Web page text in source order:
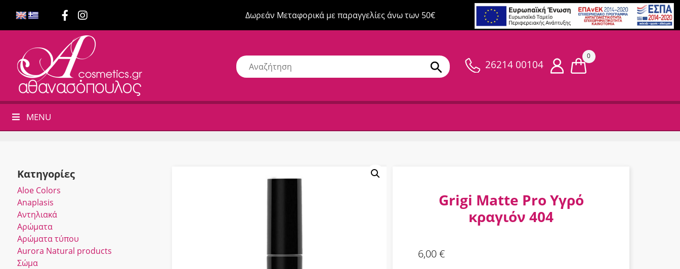
Δωρεάν Μεταφορικά με παραγγελίες άνω των 50€
26214 00104
0
MENU
Κατηγορίες
Αloe Colors
Anaplasis
Αντηλιακά
Αρώματα
Αρώματα τύπου
Αurora Νatural products
Σώμα
Grigi Matte Pro Υγρό
κραγιόν 404
6,00€